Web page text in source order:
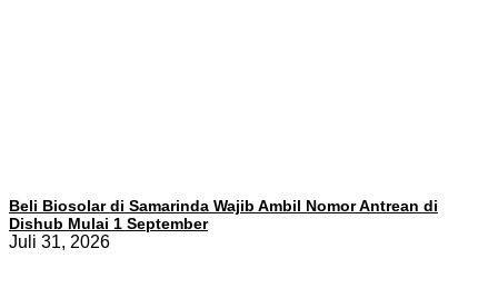
Beli Biosolar di Samarinda Wajib Ambil Nomor Antrean di
Dishub Mulai 1 September
Juli 31, 2026